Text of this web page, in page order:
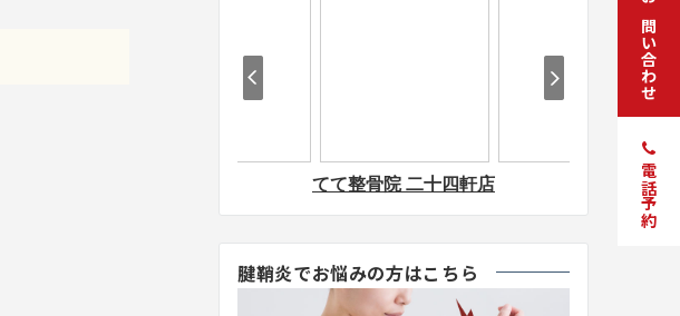
腱鞘炎でお悩みの方はこちら
お問い合わせ
電話予約